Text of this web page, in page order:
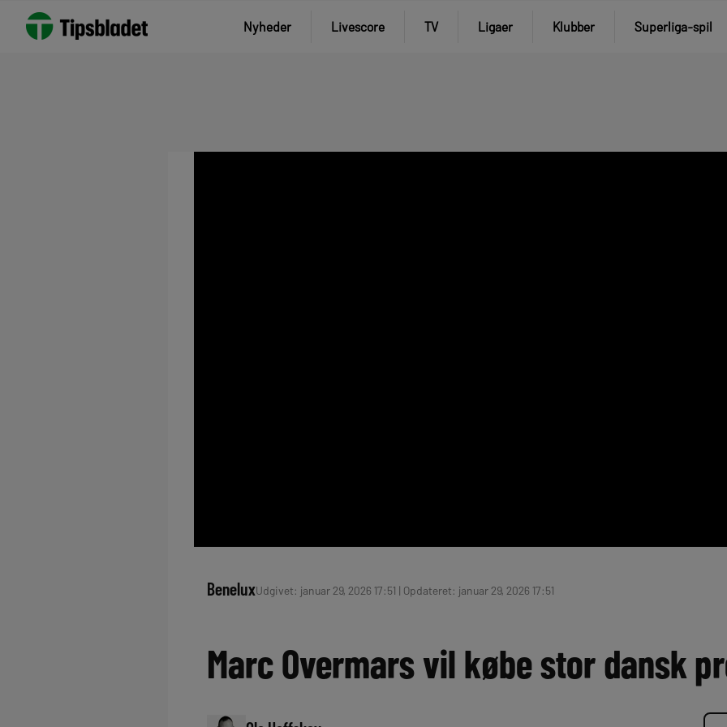
Nyheder Livescore TV Ligaer Klubber Superliga-spil
BeneluxUdgivet: januar 29, 2026 17:51 | Opdateret: januar 29, 2026 17:51
Marc Overmars vil købe stor dansk